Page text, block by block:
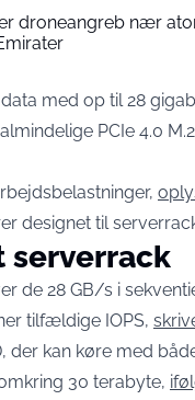
droneangreb nær
med op til 28
PCIe 4.0
designet til
serverrack
de 28 GB/s i
tilfældige IOPS,
der kan køre med
30 terabyte,